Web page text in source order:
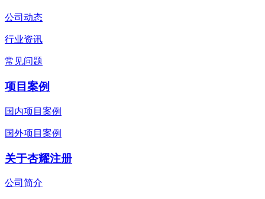
公司动态
行业资讯
常见问题
项目案例
国内项目案例
国外项目案例
关于杏耀注册
公司简介